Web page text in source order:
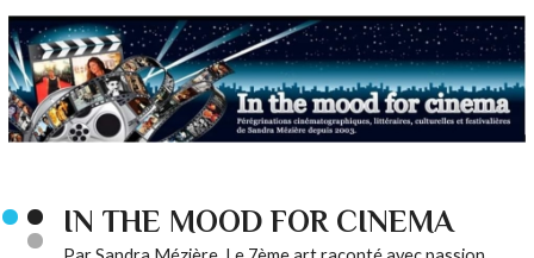
IN THE MOOD FOR CINEMA